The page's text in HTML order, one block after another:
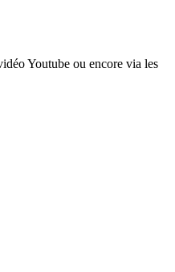
Youtube ou encore via les